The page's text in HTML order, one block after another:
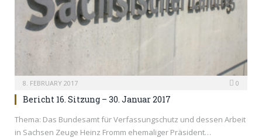
8. FEBRUARY 2017 0
Bericht 16. Sitzung – 30. Januar 2017
Thema: Das Bundesamt für Verfassungschutz und dessen Arbeit
in Sachsen Zeuge Heinz Fromm ehemaliger Präsident…